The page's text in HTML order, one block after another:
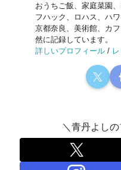
おうちご飯、家庭菜園
フハック、ロハス、ハ
京都奈良、美術館、カ
然に記録しています。
詳しいプロフィール /
＼青丹よし